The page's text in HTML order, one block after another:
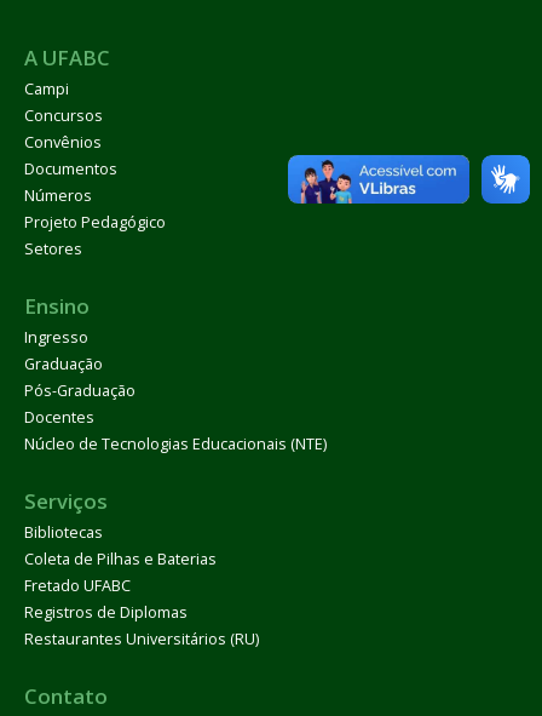
A UFABC
Campi
Concursos
Convênios
Documentos
Números
Projeto Pedagógico
Setores
Ensino
Ingresso
Graduação
Pós-Graduação
Docentes
Núcleo de Tecnologias Educacionais (NTE)
Serviços
Bibliotecas
Coleta de Pilhas e Baterias
Fretado UFABC
Registros de Diplomas
Restaurantes Universitários (RU)
Contato